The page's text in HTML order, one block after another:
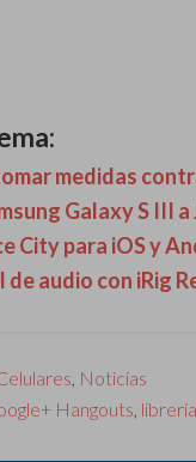
medidas
Galaxy S III a
City para iOS y
audio con iRig
, Noticias
Hangouts,